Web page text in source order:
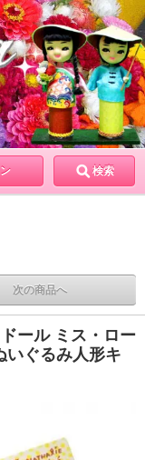
検索
次の商品へ
ール ミス・ロー
ぐるみ人形キ